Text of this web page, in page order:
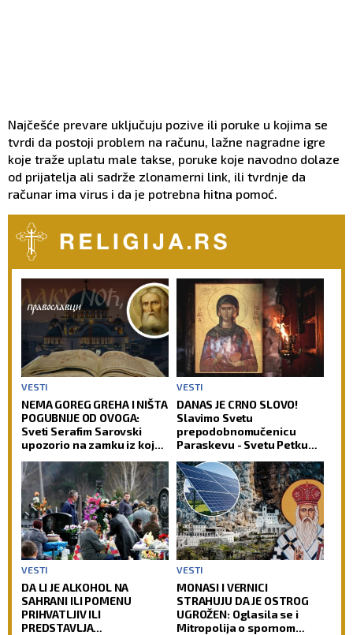
Najčešće prevare uključuju pozive ili poruke u kojima se
tvrdi da postoji problem na računu, lažne nagradne igre
koje traže uplatu male takse, poruke koje navodno dolaze
od prijatelja ali sadrže zlonamerni link, ili tvrdnje da
računar ima virus i da je potrebna hitna pomoć.
VESTI
NEMA GOREG GREHA I NIŠTA
POGUBNIJE OD OVOGA:
Sveti Serafim Sarovski
upozorio na zamku iz koje
VESTI
DANAS JE CRNO SLOVO!
Slavimo Svetu
prepodobnomučenicu
Paraskevu - Svetu Petku
VESTI
DA LI JE ALKOHOL NA
SAHRANI ILI POMENU
PRIHVATLJIV ILI
PREDSTAVLJA
VESTI
MONASI I VERNICI
STRAHUJU DA JE OSTROG
UGROŽEN: Oglasila se i
Mitropolija o spornom